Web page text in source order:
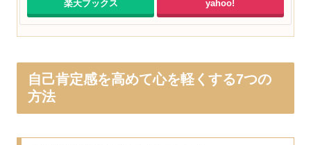
楽天ブックス yahoo!
自己肯定感を高めて心を軽くする7つの
方法